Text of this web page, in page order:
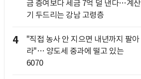
금 증여보다 세금 7억 덜 낸다…계산
기 두드리는 강남 고령층
4
"직접 농사 안 지으면 내년까지 팔아
라"… 양도세 중과에 떨고 있는
6070